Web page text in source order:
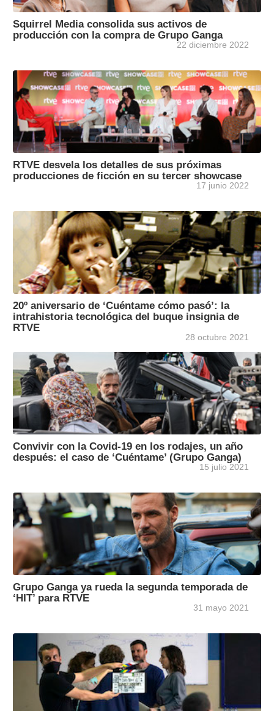
Squirrel Media consolida sus activos de
producción con la compra de Grupo Ganga
22 diciembre 2022
RTVE desvela los detalles de sus próximas
producciones de ficción en su tercer showcase
17 junio 2022
20º aniversario de ‘Cuéntame cómo pasó’: la
intrahistoria tecnológica del buque insignia de
RTVE
28 octubre 2021
Convivir con la Covid-19 en los rodajes, un año
después: el caso de ‘Cuéntame’ (Grupo Ganga)
15 julio 2021
Grupo Ganga ya rueda la segunda temporada de
‘HIT’ para RTVE
31 mayo 2021